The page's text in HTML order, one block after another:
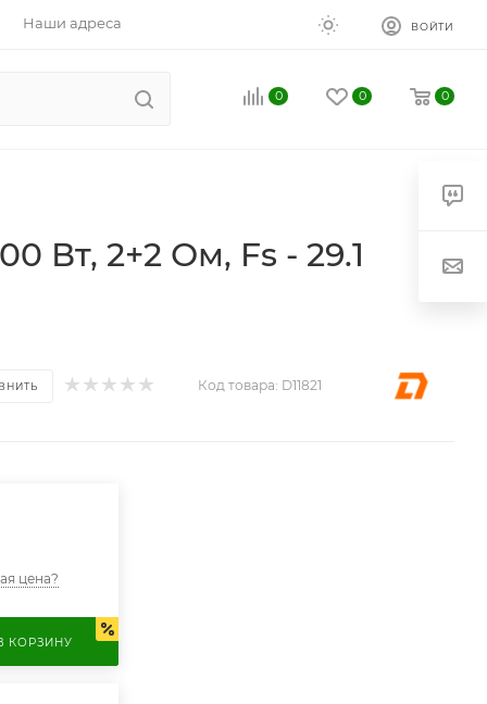
Наши адреса ВОЙТИ
0 0 0
Вт, 2+2 Ом, Fs - 29.1
Код товара: D11821
цена?
КОРЗИНУ